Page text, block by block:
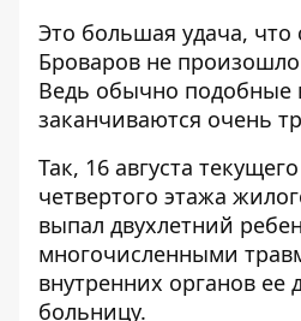
Это большая удача,
Броваров не
Ведь обычно подобные
заканчиваются очень
Так, 16 августа
четвертого этажа
выпал двухлетний
многочисленными
внутренних органов ее
больницу.